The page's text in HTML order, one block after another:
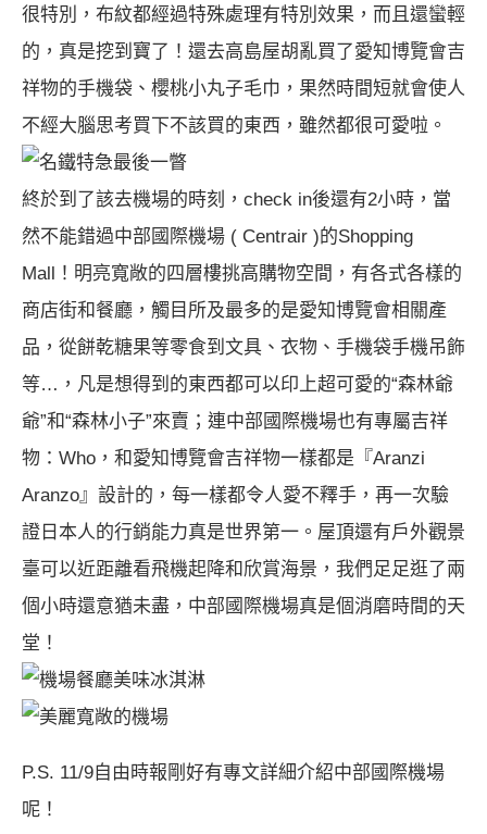
很特別，布紋都經過特殊處理有特別效果，而且還蠻輕
的，真是挖到寶了！還去高島屋胡亂買了愛知博覽會吉
祥物的手機袋、櫻桃小丸子毛巾，果然時間短就會使人
不經大腦思考買下不該買的東西，雖然都很可愛啦。
名鐵特急最後一瞥
終於到了該去機場的時刻，check in後還有2小時，當
然不能錯過中部國際機場 ( Centrair )的Shopping
Mall！明亮寬敞的四層樓挑高購物空間，有各式各樣的
商店街和餐廳 ，觸目所及最多的是愛知博覽會相關產
品 ，從餅乾糖果等零食到文具、衣物、手機袋手機吊飾
等…，凡是想得到的東西都可以印上超可愛的“森林爺
爺”和“森林小子”來賣；連中部國際機場也有專屬吉祥
物：Who ，和愛知博覽會吉祥物一樣都是『Aranzi
Aranzo』設計的，每一樣都令人愛不釋手，再一次驗
證日本人的行銷能力真是世界第一。屋頂還有戶外觀景
臺可以近距離看飛機起降和欣賞海景，我們足足逛了兩
個小時還意猶未盡，中部國際機場真是個消磨時間的天
堂！
機場餐廳美味冰淇淋
美麗寬敞的機場
P.S. 11/9自由時報剛好有專文詳細介紹中部國際機場
呢！